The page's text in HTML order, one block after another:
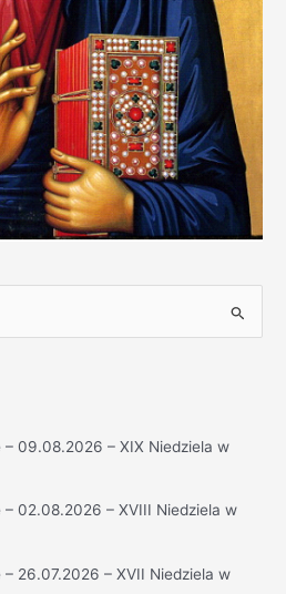
– 09.08.2026 – XIX Niedziela w
– 02.08.2026 – XVIII Niedziela w
– 26.07.2026 – XVII Niedziela w